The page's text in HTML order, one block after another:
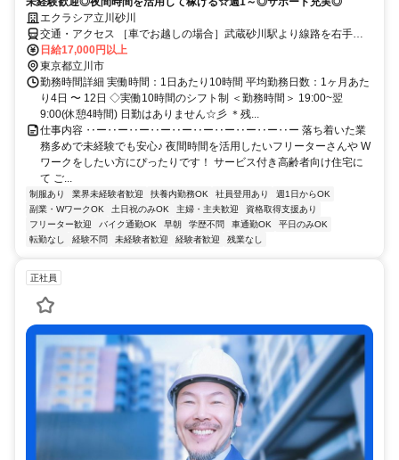
エクラシア立川砂川
交通・アクセス ［車でお越しの場合］武蔵砂川駅より線路を右手に
８分ほど進んだ左手 ［公共交通機関利用の場合］電車：西武拝島線
上記駅より徒歩14分
日給17,000円以上
東京都立川市
勤務時間詳細 実働時間：1日あたり10時間 平均勤務日数：1ヶ月あた
り4日 〜 12日 ◇実働10時間のシフト制 ＜勤務時間＞ 19:00~翌
9:00(休憩4時間) 日勤はありません☆彡 ＊残...
仕事内容 ‥ー‥ー‥ー‥ー‥ー‥ー‥ー‥ー‥ー‥ー 落ち着いた業
務多めで未経験でも安心♪ 夜間時間を活用したいフリーターさんや W
ワークをしたい方にぴったりです！ サービス付き高齢者向け住宅に
て ご...
制服あり 業界未経験者歓迎 扶養内勤務OK 社員登用あり
週1日からOK
副業・WワークOK
土日祝のみOK 主婦・主夫歓迎
資格取得支援あり
フリーター歓迎
バイク通勤OK 早朝 学歴不問 車通勤OK
平日のみOK
転勤なし
経験不問 未経験者歓迎 経験者歓迎 残業なし
正社員